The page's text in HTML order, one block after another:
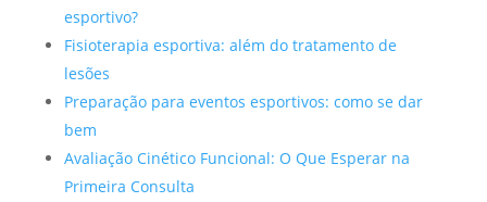
esportivo?
Fisioterapia esportiva: além do tratamento de
lesões
Preparação para eventos esportivos: como se dar
bem
Avaliação Cinético Funcional: O Que Esperar na
Primeira Consulta